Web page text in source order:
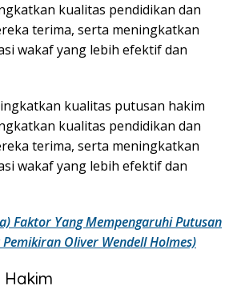
kualitas pendidikan dan
terima, serta meningkatkan
wakaf yang lebih efektif dan
kualitas putusan hakim
kualitas pendidikan dan
terima, serta meningkatkan
wakaf yang lebih efektif dan
Faktor Yang Mempengaruhi Putusan
Oliver Wendell Holmes)
Hakim